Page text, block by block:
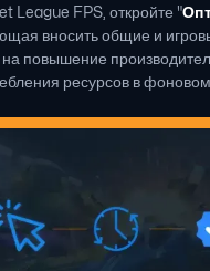
League FPS, откройте "
вносить общие и
повышение
ресурсов в